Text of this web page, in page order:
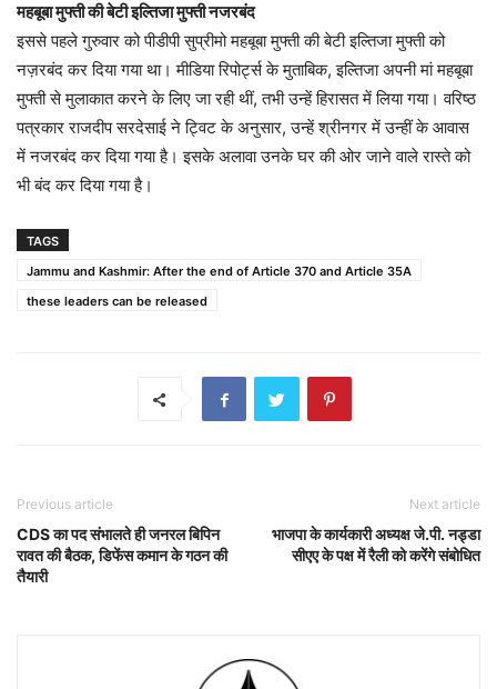
महबूबा मुफ्ती की बेटी इल्तिजा मुफ्ती नजरबंद
इससे पहले गुरुवार को पीडीपी सुप्रीमो महबूबा मुफ्ती की बेटी इल्तिजा मुफ्ती को
नज़रबंद कर दिया गया था। मीडिया रिपोर्ट्स के मुताबिक, इल्तिजा अपनी मां महबूबा
मुफ्ती से मुलाकात करने के लिए जा रही थीं, तभी उन्हें हिरासत में लिया गया। वरिष्ठ
पत्रकार राजदीप सरदेसाई ने ट्विट के अनुसार, उन्हें श्रीनगर में उन्हीं के आवास
में नजरबंद कर दिया गया है। इसके अलावा उनके घर की ओर जाने वाले रास्ते को
भी बंद कर दिया गया है।
TAGS
Jammu and Kashmir: After the end of Article 370 and Article 35A
these leaders can be released
Previous article
CDS का पद संभालते ही जनरल बिपिन
रावत की बैठक, डिफेंस कमान के गठन की
तैयारी
Next article
भाजपा के कार्यकारी अध्यक्ष जे.पी. नड्डा
सीएए के पक्ष में रैली को करेंगे संबोधित